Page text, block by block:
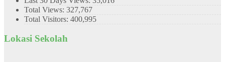
Total Views: 327,767
Total Visitors: 400,995
Lokasi Sekolah